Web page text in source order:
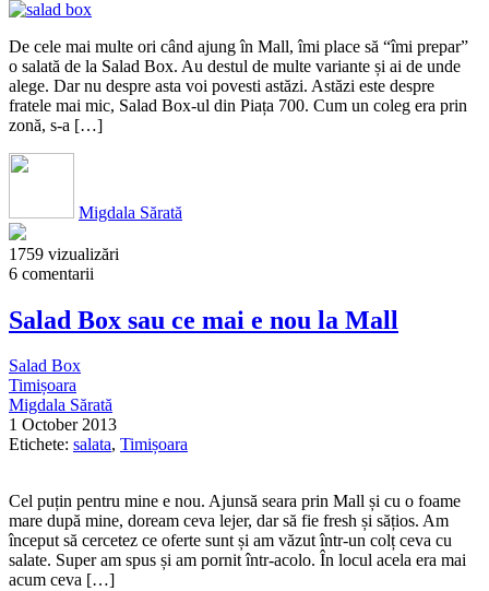
De cele mai multe ori când ajung în Mall, îmi place să “îmi prepar”
o salată de la Salad Box. Au destul de multe variante și ai de unde
alege. Dar nu despre asta voi povesti astăzi. Astăzi este despre
fratele mai mic, Salad Box-ul din Piața 700. Cum un coleg era prin
zonă, s-a […]
Migdala Sărată
1759 vizualizări
6 comentarii
Salad Box sau ce mai e nou la Mall
Salad Box
Timișoara
Migdala Sărată
1 October 2013
Etichete: salata, Timișoara
Cel puțin pentru mine e nou. Ajunsă seara prin Mall și cu o foame
mare după mine, doream ceva lejer, dar să fie fresh și sățios. Am
început să cercetez ce oferte sunt și am văzut într-un colț ceva cu
salate. Super am spus și am pornit într-acolo. În locul acela era mai
acum ceva […]